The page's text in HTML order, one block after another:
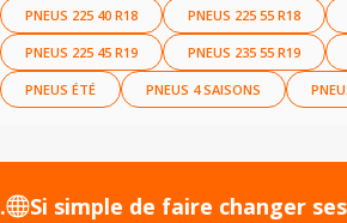
PNEUS 225 40 R18 PNEUS 225 55 R18
PNEUS 225 45 R19 PNEUS 235 55 R19
PNEUS ÉTÉ PNEUS 4 SAISONS
de faire changer ses